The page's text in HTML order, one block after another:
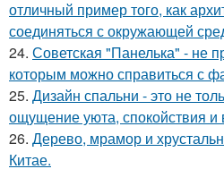
отличный пример того, как
соединяться с окружающей
24. Советская "Панелька" - не
которым можно справиться с
25. Дизайн спальни - это не
ощущение уюта, спокойствия и
26. Дерево, мрамор и
Китае.